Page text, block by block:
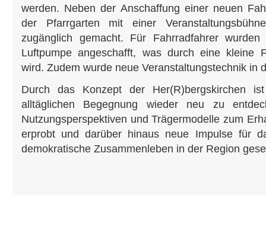
werden. Neben der Anschaffung einer neuen
der Pfarrgarten mit einer
zugänglich gemacht. Für Fahrradfahrer
Luftpumpe angeschafft, was durch eine kleine
wird. Zudem wurde neue Veranstaltungstechnik in
Durch das Konzept der Her(R)bergskirchen
alltäglichen Begegnung wieder neu zu
Nutzungsperspektiven und Trägermodelle zum
erprobt und darüber hinaus neue Impulse für
demokratische Zusammenleben in der Region